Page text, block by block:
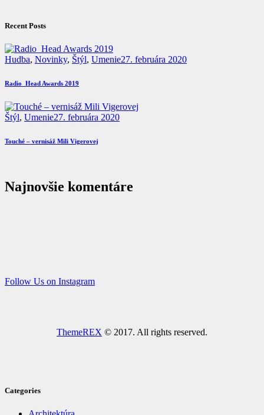
Recent Posts
Hudba, Novinky, Štýl, Umenie27. februára 2020
Radio_Head Awards 2019
Štýl, Umenie27. februára 2020
Touché – vernisáž Mili Vigerovej
Najnovšie komentáre
Follow Us on Instagram
ThemeREX © 2017. All rights reserved.
Categories